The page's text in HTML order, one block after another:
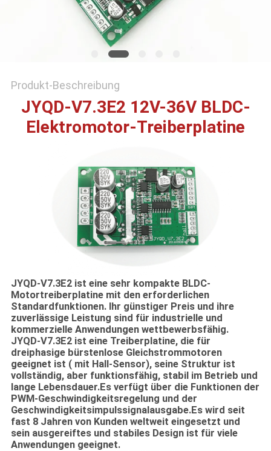
Produkt-Beschreibung
JYQD-V7.3E2 12V-36V BLDC-
Elektromotor-Treiberplatine
JYQD-V7.3E2 ist eine sehr kompakte BLDC-
Motortreiberplatine mit den erforderlichen
Standardfunktionen. Ihr günstiger Preis und ihre
zuverlässige Leistung sind für industrielle und
kommerzielle Anwendungen wettbewerbsfähig.
JYQD-V7.3E2 ist eine Treiberplatine, die für
dreiphasige bürstenlose Gleichstrommotoren
geeignet ist ( mit Hall-Sensor), seine Struktur ist
vollständig, aber funktionsfähig, stabil im Betrieb und
lange Lebensdauer.Es verfügt über die Funktionen der
PWM-Geschwindigkeitsregelung und der
Geschwindigkeitsimpulssignalausgabe.Es wird seit
fast 8 Jahren von Kunden weltweit eingesetzt und
sein ausgereiftes und stabiles Design ist für viele
Anwendungen geeignet.